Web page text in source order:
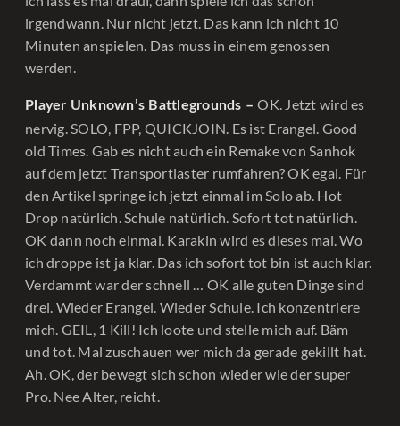
irgendwann. Nur nicht jetzt. Das kann ich nicht 10
Minuten anspielen. Das muss in einem genossen
werden.
Player Unknown’s Battlegrounds –OK. Jetzt wird es
nervig. SOLO, FPP, QUICKJOIN. Es ist Erangel. Good
old Times. Gab es nicht auch ein Remake von Sanhok
auf dem jetzt Transportlaster rumfahren? OK egal. Für
den Artikel springe ich jetzt einmal im Solo ab. Hot
Drop natürlich. Schule natürlich. Sofort tot natürlich.
OK dann noch einmal. Karakin wird es dieses mal. Wo
ich droppe ist ja klar. Das ich sofort tot bin ist auch klar.
Verdammt war der schnell … OK alle guten Dinge sind
drei. Wieder Erangel. Wieder Schule. Ich konzentriere
mich. GEIL, 1 Kill! Ich loote und stelle mich auf. Bäm
und tot. Mal zuschauen wer mich da gerade gekillt hat.
Ah. OK, der bewegt sich schon wieder wie der super
Pro. Nee Alter, reicht.